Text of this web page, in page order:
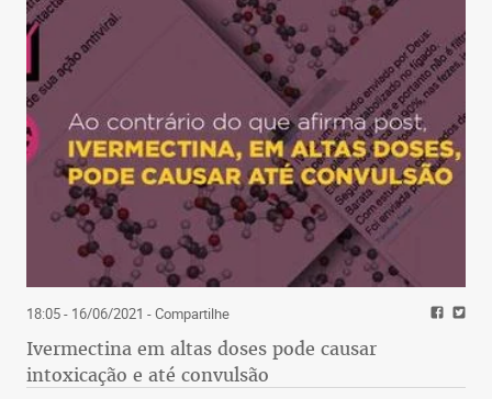
18:05 - 16/06/2021 - Compartilhe
Ivermectina em altas doses pode causar
intoxicação e até convulsão